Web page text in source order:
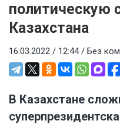
политическую
Казахстана
16.03.2022 / 12:44 / Без
В Казахстане